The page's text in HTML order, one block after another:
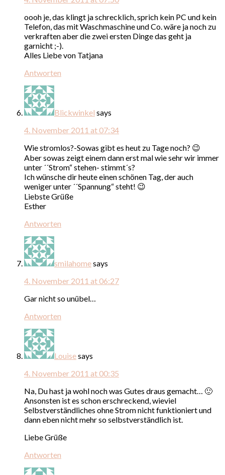
oooh je, das klingt ja schrecklich, sprich kein PC und kein
Telefon, das mit Waschmaschine und Co. wäre ja noch zu
verkraften aber die zwei ersten Dinge das geht ja
garnicht ;-).
Alles Liebe von Tatjana
Antworten
Blickwinkel says
4. November 2011 at 07:34
Wie stromlos?-Sowas gibt es heut zu Tage noch? 😉
Aber sowas zeigt einem dann erst mal wie sehr wir immer
unter ´´Strom“ stehen- stimmt´s?
Ich wünsche dir heute einen schönen Tag, der auch
weniger unter ´´Spannung“ steht! 😉
Liebste Grüße
Esther
Antworten
smilahomesays
4. November 2011 at 06:27
Gar nicht so unübel…
Antworten
Louisesays
4. November 2011 at 00:35
Na, Du hast ja wohl noch was Gutes draus gemacht… 🙂
Ansonsten ist es schon erschreckend, wieviel
Selbstverständliches ohne Strom nicht funktioniert und
dann eben nicht mehr so selbstverständlich ist.
Liebe Grüße
Antworten